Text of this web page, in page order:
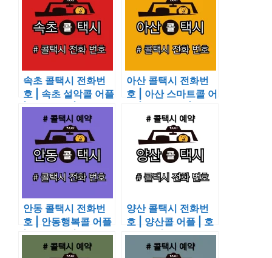
속초 콜택시 전화번
호 | 속초 설악콜 어플
| 호출 예약 | 이용 요
금 알아보기
아산 콜택시 전화번
호 | 아산 스마트콜 어
요금 알아보기
안동 콜택시 전화번
호 | 안동행복콜 어플
| 호출 예약 | 이용 요
금 알아보기
양산 콜택시 전화번
호 | 양산콜 어플 | 호
출 예약 | 이용 요금
알아보기